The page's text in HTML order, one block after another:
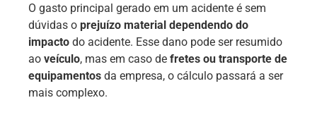
O gasto principal gerado em um acidente é sem
dúvidas o prejuízo material dependendo do
impacto do acidente. Esse dano pode ser resumido
ao veículo, mas em caso de fretes ou transporte de
equipamentos da empresa, o cálculo passará a ser
mais complexo.